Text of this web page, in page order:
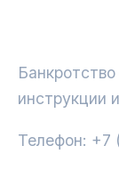
инструкции
Телефон: +7